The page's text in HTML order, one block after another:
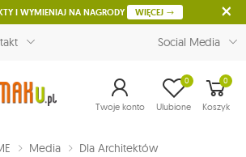
I WYMIENIAJ NA NAGRODY WIĘCEJ
Social Media
Twoje konto Ulubione
0 0
Koszyk
Media Dla Architektów